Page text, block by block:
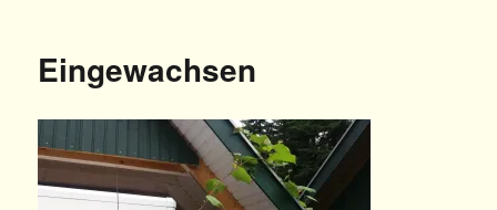
Eingewachsen